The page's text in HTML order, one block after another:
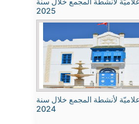
2025
لأنشطة المجمع خلال سنة
2024